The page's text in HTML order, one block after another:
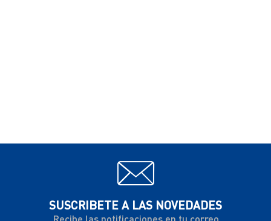
SUSCRIBETE A LAS NOVEDADES